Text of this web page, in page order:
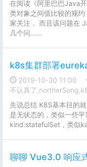
在阅读《阿里巴巴Java
类对象之间值比较的规
家关注， 而且该问题在
几个问......
k8s集群部署
2019-10-30 11:00
不认真了
先说总结 K8S基本目的
是无状态的，类似一些
kind:statefulSet，类似
聊聊 Vue3.0 响应